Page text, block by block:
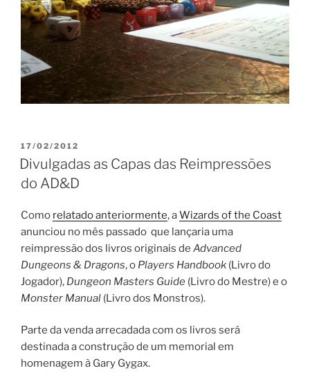
PUBLICADO
EM
17/02/2012
Divulgadas as Capas das Reimpressões
do AD&D
Como relatado anteriormente, aWizards of the Coast
anunciou no mês passado que lançaria uma
reimpressão dos livros originais de Advanced
Dungeons & Dragons, o Players Handbook (Livro do
Jogador), Dungeon Masters Guide (Livro do Mestre) e o
Monster Manual (Livro dos Monstros).
Parte da venda arrecadada com os livros será
destinada a construção de um memorial em
homenagem à Gary Gygax.